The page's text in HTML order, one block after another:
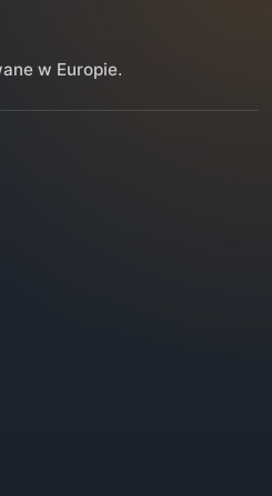
w Europie.